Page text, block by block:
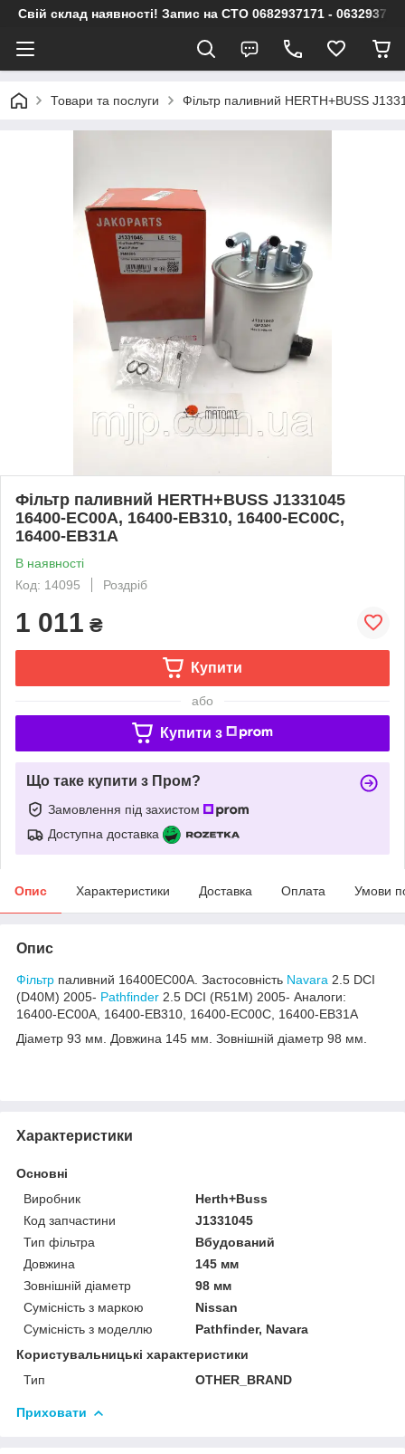
Свій склад наявності! Запис на СТО 0682937171 -
Товари та послуги Фільтр паливний HERTH+BUSS
Фільтр паливний HERTH+BUSS J1331045
16400-EC00A, 16400-EB310, 16400-EC00C,
16400-EB31A
В наявності
Код: 14095
Роздріб
1 011 ₴
Купити
або
Купити з
Що таке купити з Пром?
Замовлення під захистом
Доступна доставка
Опис Характеристики Доставка Оплата Умови
Опис
Фільтр паливний 16400EC00A. Застосовність Navara 2.5 DCI
(D40M) 2005- Pathfinder 2.5 DCI (R51M) 2005- Аналоги:
16400-EC00A, 16400-EB310, 16400-EC00C, 16400-EB31A
Діаметр 93 мм. Довжина 145 мм. Зовнішній діаметр 98 мм.
Характеристики
Основні
Виробник
Herth+Buss
Код запчастини
J1331045
Тип фільтра
Вбудований
Довжина
145 мм
Зовнішній діаметр
98 мм
Сумісність з маркою
Nissan
Сумісність з моделлю
Pathfinder, Navara
Користувальницькі характеристики
Тип
OTHER_BRAND
Приховати